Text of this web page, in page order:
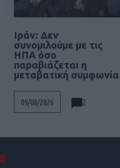
Ιράν: Δεν
συνομιλούμε με τις
ΗΠΑ όσο
παραβιάζεται η
μεταβατική συμφωνία
09/08/2026 2